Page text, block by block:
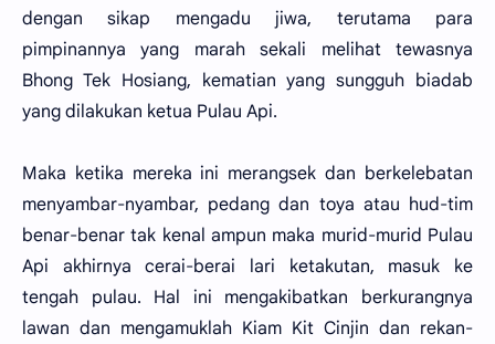
dengan sikap mengadu jiwa, terutama para
pimpinannya yang marah sekali melihat tewasnya
Bhong Tek Hosiang, kematian yang sungguh biadab
yang dilakukan ketua Pulau Api.
Maka ketika mereka ini merangsek dan berkelebatan
menyambar-nyambar, pedang dan toya atau hud-tim
benar-benar tak kenal ampun maka murid-murid Pulau
Api akhirnya cerai-berai lari ketakutan, masuk ke
tengah pulau. Hal ini mengakibatkan berkurangnya
lawan dan mengamuklah Kiam Kit Cinjin dan rekan-